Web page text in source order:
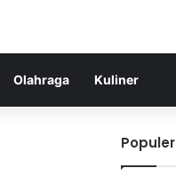
Olahraga Kuliner
Populer